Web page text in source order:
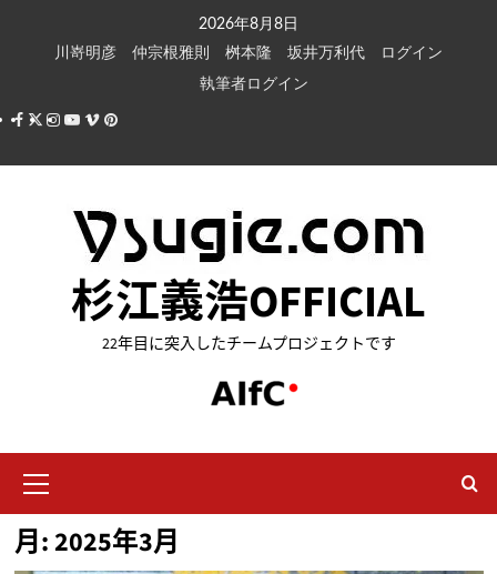
キ
2026年8月8日
川嵜明彦
仲宗根雅則 桝本隆 坂井万利代
ログイン
執筆者ログイン
Facebook
X Instagram
Youtube
VimeoPinterest
杉江義浩OFFICIAL
22年目に突入したチームプロジェクトです
イ
ン
メ
月:2025年3月